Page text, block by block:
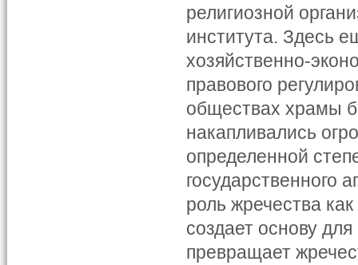
религиозной
института. Здесь
хозяйственно-
правового
обществах храмы
накапливались
определенной
государственного
роль жречества
создает основу
превращает